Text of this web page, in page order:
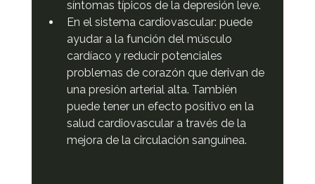
síntomas típicos de la depresión leve.
En el sistema cardiovascular: puede
ayudar a la función del músculo
cardíaco y reducir potenciales
problemas de corazón que derivan de
una presión arterial alta. También
puede tener un efecto positivo en la
salud cardiovascular a través de la
mejora de la circulación sanguínea.